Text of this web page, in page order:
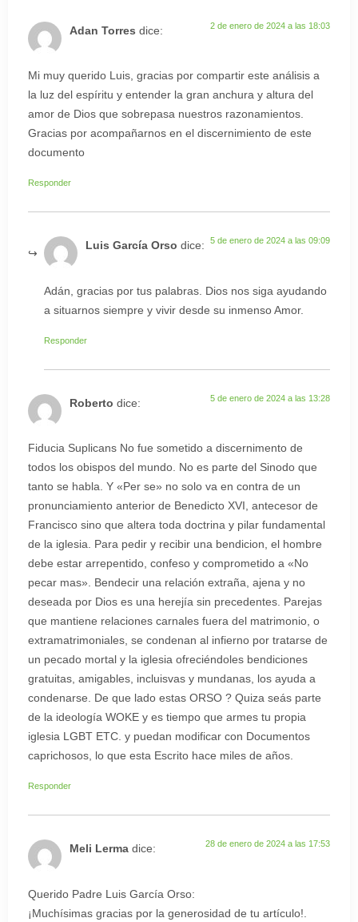
Adan Torres dice: 2 de enero de 2024 a las 18:03
Mi muy querido Luis, gracias por compartir este análisis a
la luz del espíritu y entender la gran anchura y altura del
amor de Dios que sobrepasa nuestros razonamientos.
Gracias por acompañarnos en el discernimiento de este
documento
Responder
Luis García Orso dice: 5 de enero de 2024 a las 09:09
Adán, gracias por tus palabras. Dios nos siga ayudando
a situarnos siempre y vivir desde su inmenso Amor.
Responder
Roberto dice: 5 de enero de 2024 a las 13:28
Fiducia Suplicans No fue sometido a discernimento de
todos los obispos del mundo. No es parte del Sinodo que
tanto se habla. Y «Per se» no solo va en contra de un
pronunciamiento anterior de Benedicto XVI, antecesor de
Francisco sino que altera toda doctrina y pilar fundamental
de la iglesia. Para pedir y recibir una bendicion, el hombre
debe estar arrepentido, confeso y comprometido a «No
pecar mas». Bendecir una relación extraña, ajena y no
deseada por Dios es una herejía sin precedentes. Parejas
que mantiene relaciones carnales fuera del matrimonio, o
extramatrimoniales, se condenan al infierno por tratarse de
un pecado mortal y la iglesia ofreciéndoles bendiciones
gratuitas, amigables, incluisvas y mundanas, los ayuda a
condenarse. De que lado estas ORSO ? Quiza seás parte
de la ideología WOKE y es tiempo que armes tu propia
iglesia LGBT ETC. y puedan modificar con Documentos
caprichosos, lo que esta Escrito hace miles de años.
Responder
Meli Lerma dice: 28 de enero de 2024 a las 17:53
Querido Padre Luis García Orso:
¡Muchísimas gracias por la generosidad de tu artículo!.